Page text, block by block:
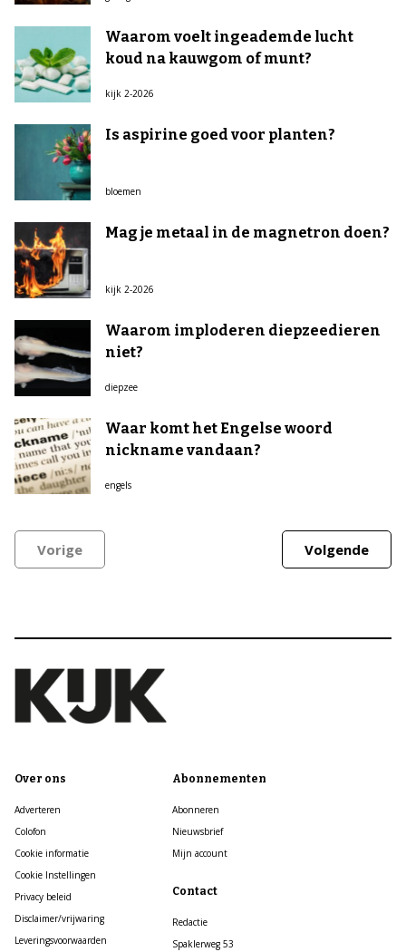
Waarom voelt ingeademde lucht
koud na kauwgom of munt?
kijk 2-2026
Is aspirine goed voor planten?
bloemen
Mag je metaal in de magnetron doen?
kijk 2-2026
Waarom imploderen diepzeedieren
niet?
diepzee
Waar komt het Engelse woord
nickname vandaan?
engels
Vorige Volgende
Over ons
Adverteren
Colofon
Cookie informatie
Cookie Instellingen
Privacy beleid
Disclaimer/vrijwaring
Leveringsvoorwaarden
Abonnementen
Abonneren
Nieuwsbrief
Mijn account
Contact
Redactie
Spaklerweg 53